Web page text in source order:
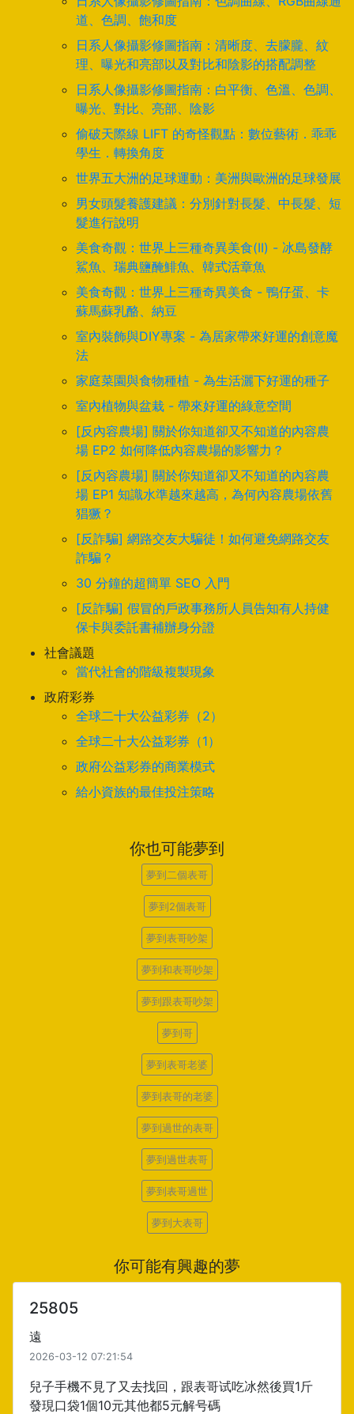
道、色調、飽和度
日系人像攝影修圖指南：清晰度、去朦朧、紋
理、曝光和亮部以及對比和陰影的搭配調整
日系人像攝影修圖指南：白平衡、色溫、色調、
曝光、對比、亮部、陰影
偷破天際線 LIFT 的奇怪觀點：數位藝術．乖乖
學生．轉換角度
世界五大洲的足球運動：美洲與歐洲的足球發展
男女頭髮養護建議：分別針對長髮、中長髮、短
髮進行說明
美食奇觀：世界上三種奇異美食(II) - 冰島發酵
鯊魚、瑞典鹽醃鯡魚、韓式活章魚
美食奇觀：世界上三種奇異美食 - 鴨仔蛋、卡
蘇馬蘇乳酪、納豆
室內裝飾與DIY專案 - 為居家帶來好運的創意魔
法
家庭菜園與食物種植 - 為生活灑下好運的種子
室內植物與盆栽 - 帶來好運的綠意空間
[反內容農場] 關於你知道卻又不知道的內容農
場 EP2 如何降低內容農場的影響力？
[反內容農場] 關於你知道卻又不知道的內容農
場 EP1 知識水準越來越高，為何內容農場依舊
猖獗？
[反詐騙] 網路交友大騙徒！如何避免網路交友
詐騙？
30 分鐘的超簡單 SEO 入門
[反詐騙] 假冒的戶政事務所人員告知有人持健
保卡與委託書補辦身分證
社會議題
當代社會的階級複製現象
政府彩券
全球二十大公益彩券（2）
全球二十大公益彩券（1）
政府公益彩券的商業模式
給小資族的最佳投注策略
你也可能夢到
夢到二個表哥
夢到2個表哥
夢到表哥吵架
夢到和表哥吵架
夢到跟表哥吵架
夢到哥
夢到表哥老婆
夢到表哥的老婆
夢到過世的表哥
夢到過世表哥
夢到表哥過世
夢到大表哥
你可能有興趣的夢
25805
遠
2026-03-12 07:21:54
兒子手機不見了又去找回，跟表哥试吃冰然後買1斤
發現口袋1個10元其他都5元解号碼